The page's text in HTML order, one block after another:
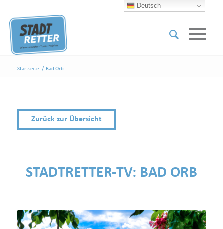
Startseite / Bad Orb
Zurück zur Übersicht
STADTRETTER-TV: BAD ORB
Deutsch